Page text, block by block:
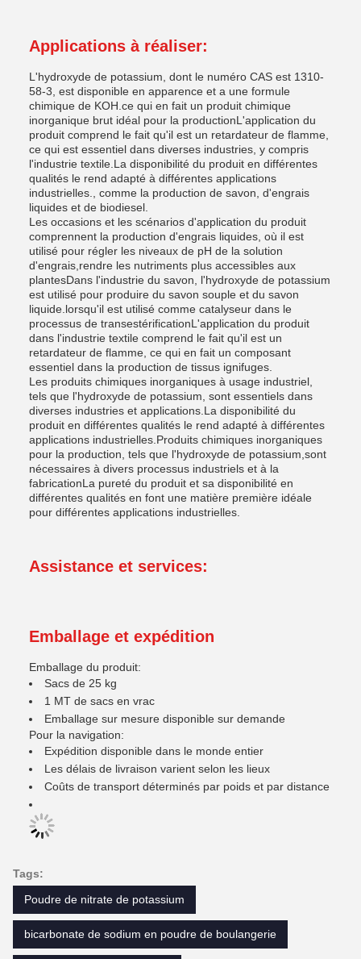
Applications à réaliser:
L'hydroxyde de potassium, dont le numéro CAS est 1310-
58-3, est disponible en apparence et a une formule
chimique de KOH.ce qui en fait un produit chimique
inorganique brut idéal pour la productionL'application du
produit comprend le fait qu'il est un retardateur de flamme,
ce qui est essentiel dans diverses industries, y compris
l'industrie textile.La disponibilité du produit en différentes
qualités le rend adapté à différentes applications
industrielles., comme la production de savon, d'engrais
liquides et de biodiesel.
Les occasions et les scénarios d'application du produit
comprennent la production d'engrais liquides, où il est
utilisé pour régler les niveaux de pH de la solution
d'engrais,rendre les nutriments plus accessibles aux
plantesDans l'industrie du savon, l'hydroxyde de potassium
est utilisé pour produire du savon souple et du savon
liquide.lorsqu'il est utilisé comme catalyseur dans le
processus de transestérificationL'application du produit
dans l'industrie textile comprend le fait qu'il est un
retardateur de flamme, ce qui en fait un composant
essentiel dans la production de tissus ignifuges.
Les produits chimiques inorganiques à usage industriel,
tels que l'hydroxyde de potassium, sont essentiels dans
diverses industries et applications.La disponibilité du
produit en différentes qualités le rend adapté à différentes
applications industrielles.Produits chimiques inorganiques
pour la production, tels que l'hydroxyde de potassium,sont
nécessaires à divers processus industriels et à la
fabricationLa pureté du produit et sa disponibilité en
différentes qualités en font une matière première idéale
pour différentes applications industrielles.
Assistance et services:
Emballage et expédition
Emballage du produit:
Sacs de 25 kg
1 MT de sacs en vrac
Emballage sur mesure disponible sur demande
Pour la navigation:
Expédition disponible dans le monde entier
Les délais de livraison varient selon les lieux
Coûts de transport déterminés par poids et par distance
Tags:
Poudre de nitrate de potassium
bicarbonate de sodium en poudre de boulangerie